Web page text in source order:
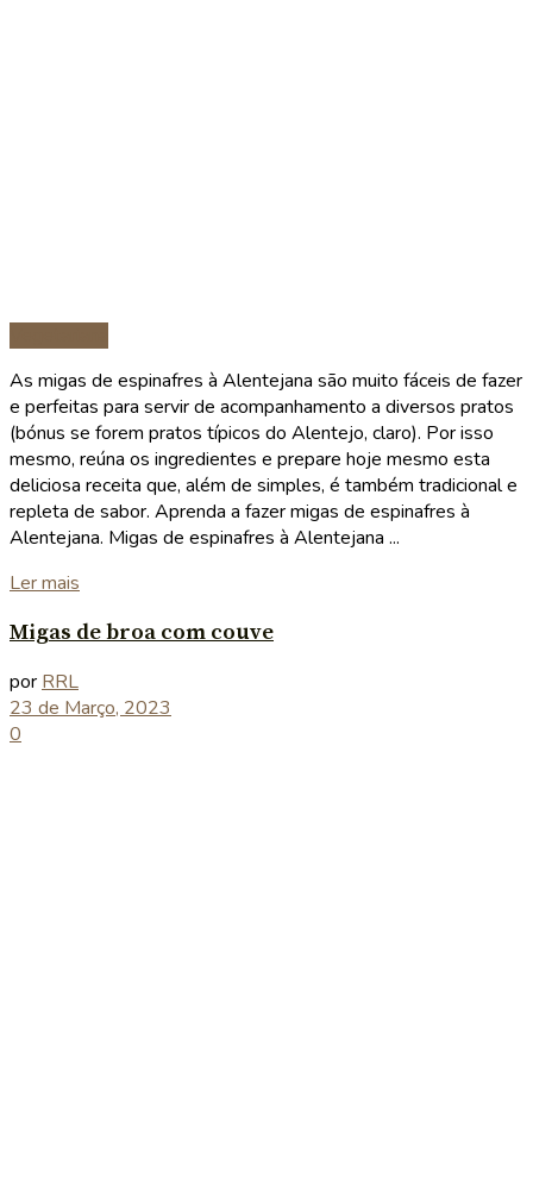
As migas de espinafres à Alentejana são muito fáceis de fazer
e perfeitas para servir de acompanhamento a diversos pratos
(bónus se forem pratos típicos do Alentejo, claro). Por isso
mesmo, reúna os ingredientes e prepare hoje mesmo esta
deliciosa receita que, além de simples, é também tradicional e
repleta de sabor. Aprenda a fazer migas de espinafres à
Alentejana. Migas de espinafres à Alentejana ...
Ler mais
Migas de broa com couve
por RRL
23 de Março, 2023
0